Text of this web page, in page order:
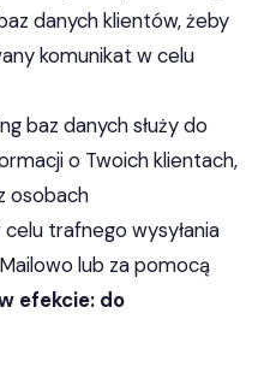
danych klientów, żeby
komunikat w celu
baz danych służy do
o Twoich klientach,
osobach
trafnego wysyłania
lub za pomocą
efekcie: do